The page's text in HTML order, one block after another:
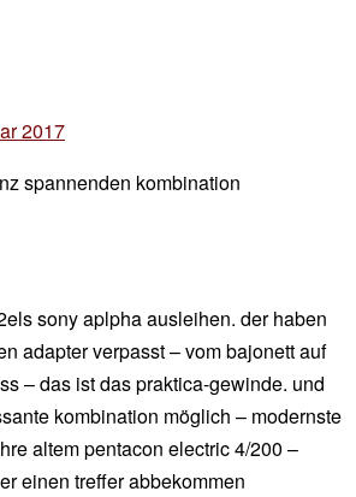
2017
chef
spannenden kombination
sony aplpha ausleihen. der haben
adapter verpasst – vom bajonett auf
– das ist das praktica-gewinde. und
kombination möglich – modernste
altem pentacon electric 4/200 –
einen treffer abbekommen